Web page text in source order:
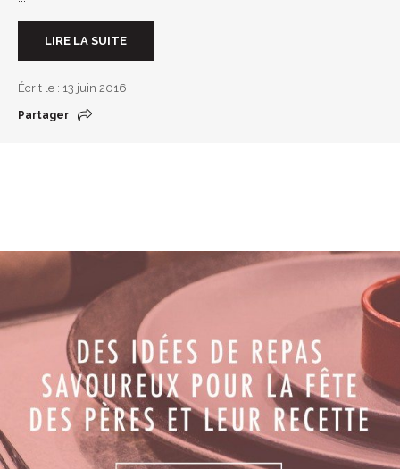
LIRE LA SUITE
Écrit le : 13 juin 2016
Partager